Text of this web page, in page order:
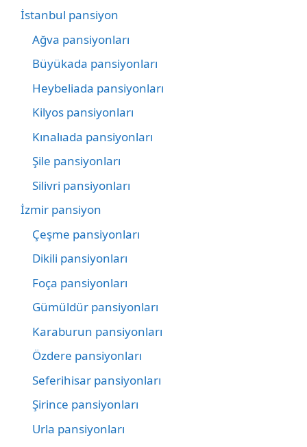
İstanbul pansiyon
Ağva pansiyonları
Büyükada pansiyonları
Heybeliada pansiyonları
Kilyos pansiyonları
Kınalıada pansiyonları
Şile pansiyonları
Silivri pansiyonları
İzmir pansiyon
Çeşme pansiyonları
Dikili pansiyonları
Foça pansiyonları
Gümüldür pansiyonları
Karaburun pansiyonları
Özdere pansiyonları
Seferihisar pansiyonları
Şirince pansiyonları
Urla pansiyonları